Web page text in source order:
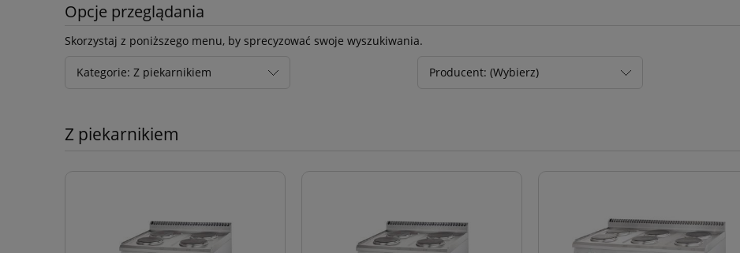
Opcje przeglądania
Skorzystaj z poniższego menu, by sprecyzować swoje wyszukiwania.
Kategorie: Z piekarnikiem Producent: (Wybierz)
Z piekarnikiem